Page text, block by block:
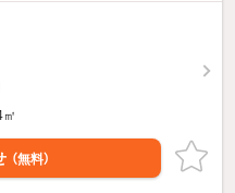
（無料）